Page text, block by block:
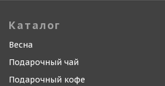
Каталог
Весна
Подарочный чай
Подарочный кофе